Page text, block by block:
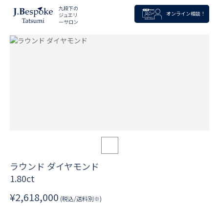
九段下の
ジュエリ
ーサロン
オンライン相談！
ラウンド ダイヤモンド
1.80ct
¥2,618,000 (税込/送料別※)